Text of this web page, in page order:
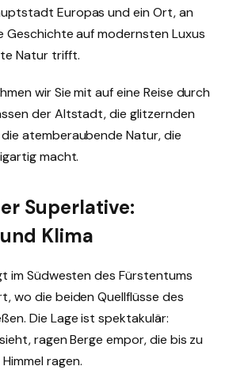
Europas und ein Ort, an
Geschichte auf modernsten Luxus
Natur trifft.
wir Sie mit auf eine Reise durch
der Altstadt, die glitzernden
atemberaubende Natur, die
macht.
Superlative:
Klima
im Südwesten des Fürstentums
wo die beiden Quellflüsse des
Die Lage ist spektakulär:
ragen Berge empor, die bis zu
ragen.